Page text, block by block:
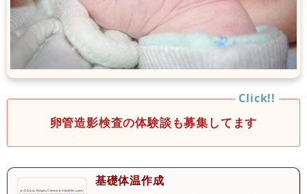
卵管造影検査の体験談も募集してます
基礎体温作成